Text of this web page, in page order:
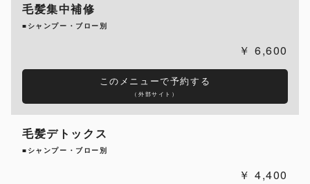
毛髪集中補修
■シャンプー・ブロー別
6,600
このメニューで予約する
（外部サイト）
毛髪デトックス
■シャンプー・ブロー別
4,400